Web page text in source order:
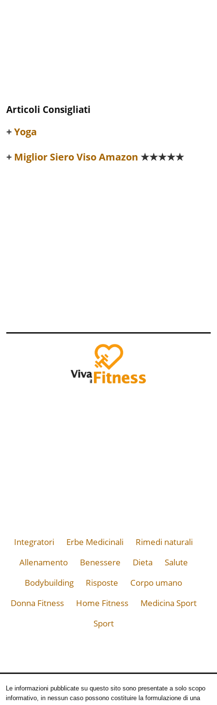
Articoli Consigliati
Yoga
Miglior Siero Viso Amazon ★★★★★
Integratori Erbe Medicinali
Rimedi naturali
Allenamento
Benessere Dieta
Salute
Bodybuilding
Risposte
Corpo umano
Donna Fitness
Home Fitness
Medicina Sport
Sport
Le informazioni pubblicate su questo sito sono presentate a solo scopo
informativo, in nessun caso possono costituire la formulazione di una